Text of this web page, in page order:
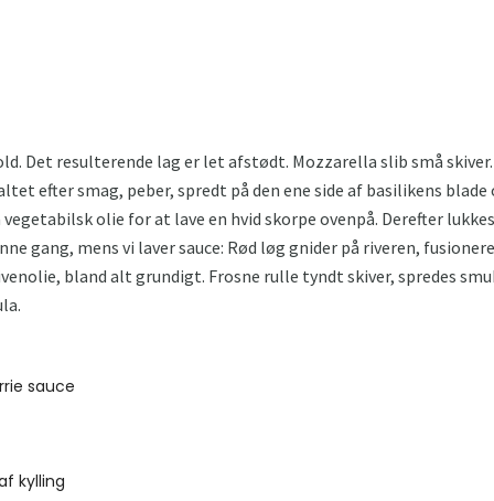
Det resulterende lag er let afstødt. Mozzarella slib små skiver.
efter smag, peber, spredt på den ene side af basilikens
olie for at lave en hvid skorpe ovenpå. Derefter
gang, mens vi laver sauce: Rød løg gnider på riveren,
bland alt grundigt. Frosne rulle tyndt skiver, spredes
sauce
kylling